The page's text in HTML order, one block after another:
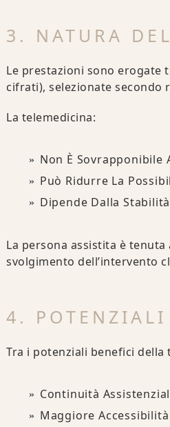
3. NATURA
Le prestazioni sono erogate
cifrati), selezionate secondo
La telemedicina:
Non È Sovrapponibile
Può Ridurre La
Dipende Dalla
La persona assistita è
svolgimento dell’intervento
4. POTENZIALI
Tra i potenziali benefici
Continuità
Maggiore